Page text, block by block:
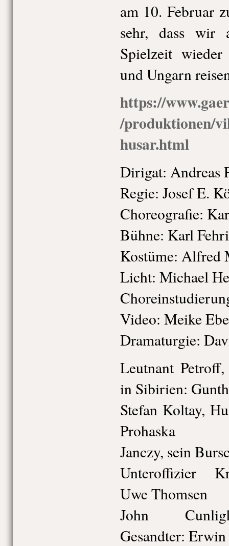
am 10. Februar
sehr, dass wir
Spielzeit wieder
und Ungarn
https://
/produktionen/
husar.html
Dirigat: Andreas
Regie: Josef E.
Choreografie:
Bühne: Karl
Kostüme: Alfred
Licht: Michael
Video: Meike
Dramaturgie:
Leutnant
in Sibirien:
Stefan Koltay,
Prohaska
Janczy, sein
Unteroffizier
Uwe Thomsen
John
Gesandter: